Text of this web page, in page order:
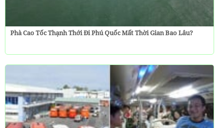
Phà Cao Tốc Thạnh Thới Đi Phú Quốc Mất Thời Gian Bao Lâu?